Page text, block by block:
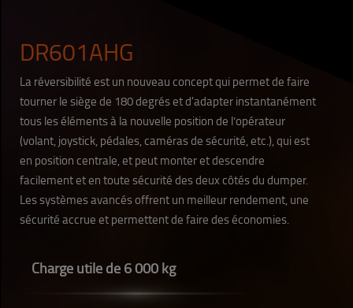
DR601AHG
La réversibilité est un nouveau concept qui permet de faire
tourner le siège de 180 degrés et d'adapter instantanément
tous les éléments à la nouvelle position de l’opérateur
(volant, joystick, pédales, caméras de sécurité, etc.), qui est
en position centrale, et peut monter et descendre
facilement et en toute sécurité des deux côtés du dumper.
Les systèmes avancés offrent un meilleur rendement, une
sécurité accrue et permettent de faire des économies.
Charge utile de 6 000 kg